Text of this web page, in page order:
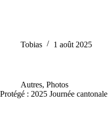
Tobias 1 août 2025
Autres, Photos
Protégé : 2025 Journée cantonale